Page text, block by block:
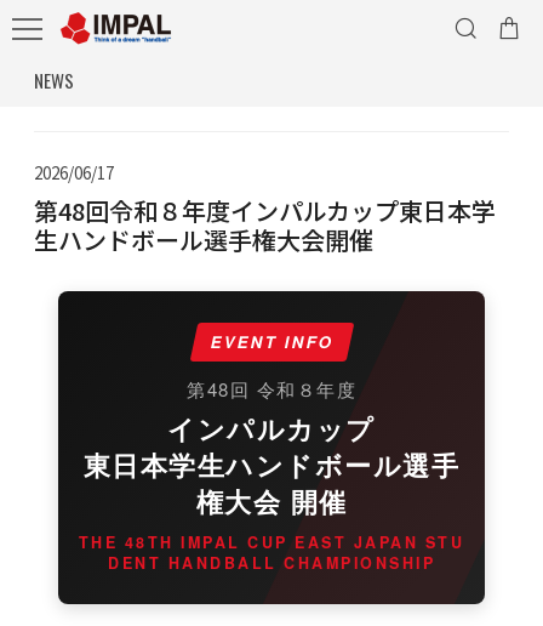
NEWS
2026/06/17
第48回令和８年度インパルカップ東日本学
生ハンドボール選手権大会開催
EVENT INFO
第48回 令和８年度
インパルカップ
東日本学生ハンドボール選手
権大会 開催
THE 48TH IMPAL CUP EAST JAPAN STU
DENT HANDBALL CHAMPIONSHIP